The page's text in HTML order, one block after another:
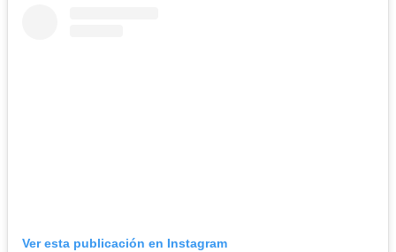
Ver esta publicación en Instagram